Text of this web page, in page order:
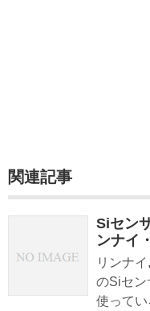
関連記事
Siセン
ンナイ
リンナ
のSiセン
使って